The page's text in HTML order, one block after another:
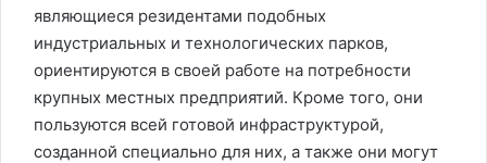
являющиеся резидентами подобных
индустриальных и технологических парков,
ориентируются в своей работе на потребности
крупных местных предприятий. Кроме того, они
пользуются всей готовой инфраструктурой,
созданной специально для них, а также они могут